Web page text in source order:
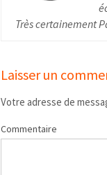
Très certainement
Laisser un
Votre adresse de
Commentaire